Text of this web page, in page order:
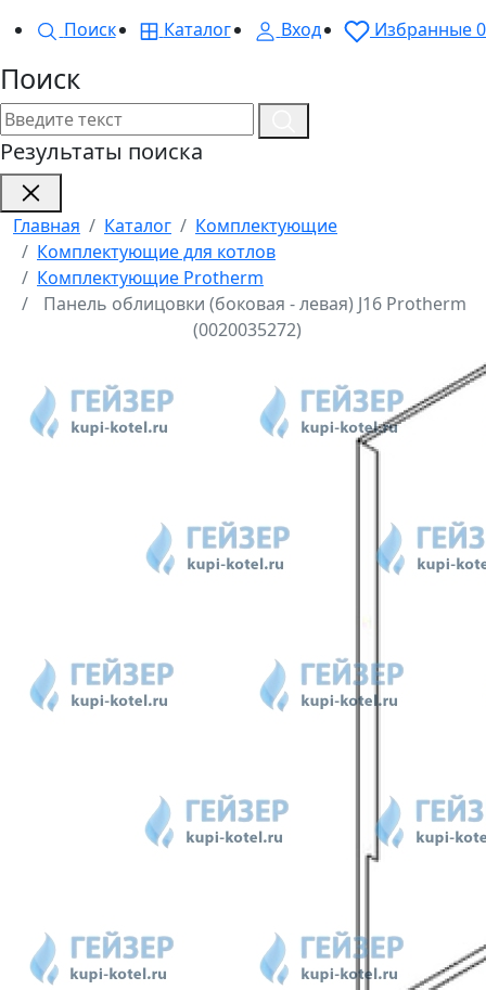
Поиск
Каталог Вход Избранные0
Поиск
Результаты поиска
Главная Каталог
Комплектующие
Комплектующие для котлов
Комплектующие Protherm
Панель облицовки (боковая - левая) J16 Protherm
(0020035272)